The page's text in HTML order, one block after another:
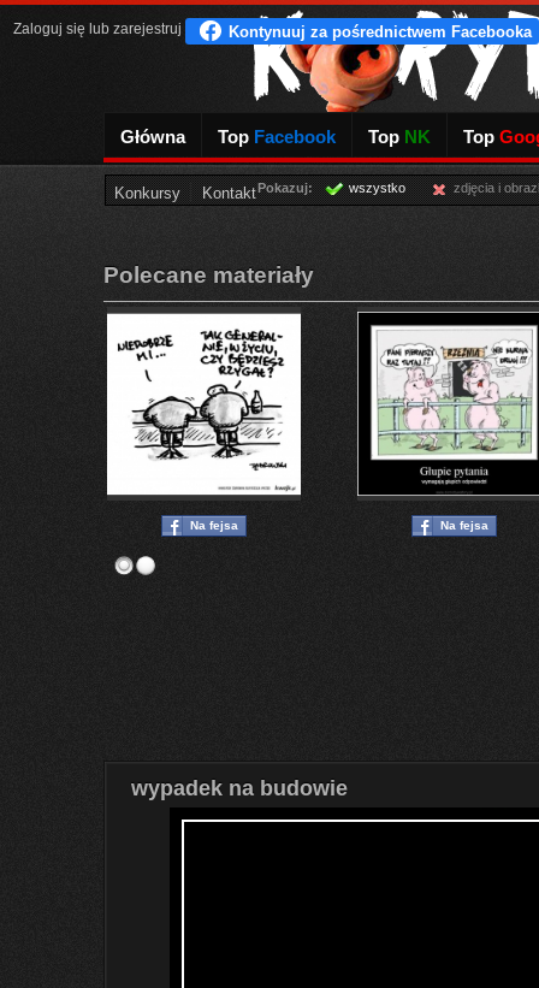
Główna Top Facebook Top NK Top
Konkursy Kontakt
Zaloguj się lub zarejestruj
Pokazuj: wszystko zdjęcia i
Polecane materiały
Na fejsa Na fejsa
wypadek na budowie